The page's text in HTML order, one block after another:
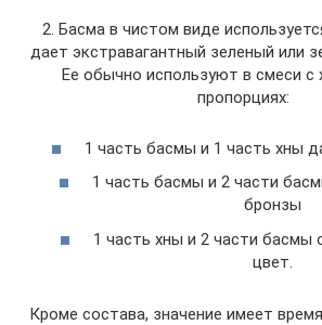
2. Басма в чистом виде
дает экстравагантный зеленый или
Ее обычно используют в смеси с
пропорциях:
1 часть басмы и 1 часть хны
1 часть басмы и 2 части
бронзы
1 часть хны и 2 части басмы
цвет.
Кроме состава, значение имеет